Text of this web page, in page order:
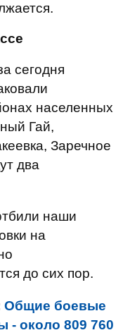
сегодня
населенных
Гай,
Заречное
два
наши
на
до сих пор.
Общие боевые
- около 809 760